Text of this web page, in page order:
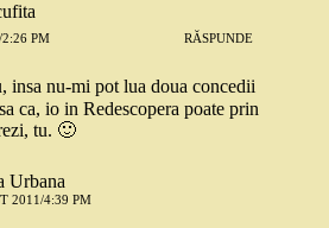
PM RĂSPUNDE
insa nu-mi pot lua doua concedii
ca, io in Redescopera poate prin
tu. 🙂
Urbana
2011/4:39 PM